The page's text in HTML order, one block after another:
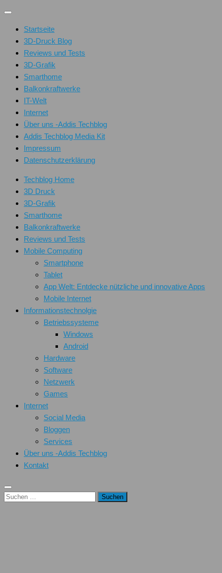
Unter
Inhalt
Startseite
3D-Druck Blog
Reviews und Tests
3D-Grafik
Smarthome
Balkonkraftwerke
IT-Welt
Internet
Über uns -Addis Techblog
Addis Techblog Media Kit
Impressum
Datenschutzerklärung
Techblog Home
3D Druck
3D-Grafik
Smarthome
Balkonkraftwerke
Reviews und Tests
Mobile Computing
Smartphone
Tablet
App Welt: Entdecke nützliche und innovative Apps
Mobile Internet
Informationstechnolgie
Betriebssysteme
Windows
Android
Hardware
Software
Netzwerk
Games
Internet
Social Media
Bloggen
Services
Über uns -Addis Techblog
Kontakt
Suchen